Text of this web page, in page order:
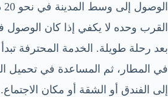
القرب وحده لا يكفي إذا كان
بعد رحلة طويلة. الخدمة المحترفة
في المطار، ثم المساعدة في تحميل
إلى الفندق أو الشقة أو مكان